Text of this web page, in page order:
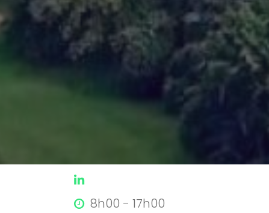
8h00 - 17h00